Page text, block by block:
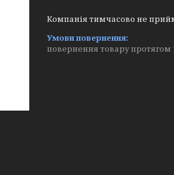
Компанія тимчасово не
повернення товару протягом